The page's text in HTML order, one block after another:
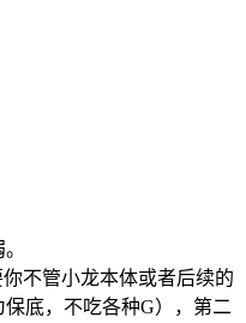
不管小龙本体或者后续的
底，不吃各种G），第二